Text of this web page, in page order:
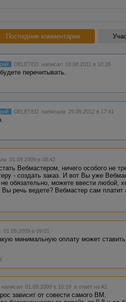
Последние комментарии
DELETED написал 18.08.2011 в 10:28
перечитывать.
DELETED написала 29.09.2012 в 17:41
01.09.2009 в 08:42
Вебмастером, ничего особого не
- создать заказ. И вот Вы уже
обязательно, можете ввести любой,
Вы речь ведете? Вебмастер сам платит
01.09.2009 в 09:01
минимальную оплату может
написал 01.09.2009 в 10:19 в ответ на #2
зависит от совести самого ВМ.